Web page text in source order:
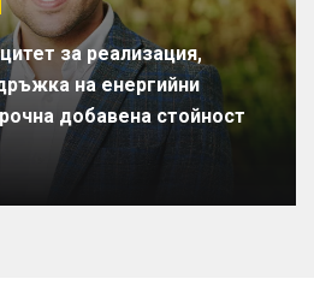
за реализация,
на енергийни
добавена стойност